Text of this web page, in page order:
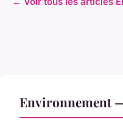
Environnement